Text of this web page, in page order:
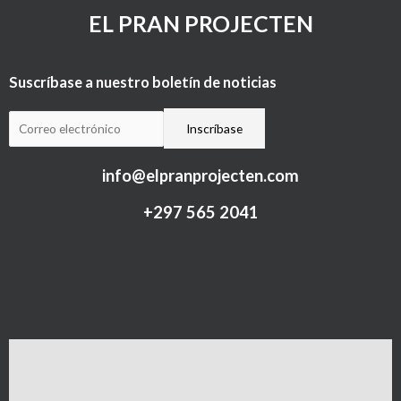
EL PRAN PROJECTEN
Suscríbase a nuestro boletín de noticias
info@elpranprojecten.com
+297 565 2041​